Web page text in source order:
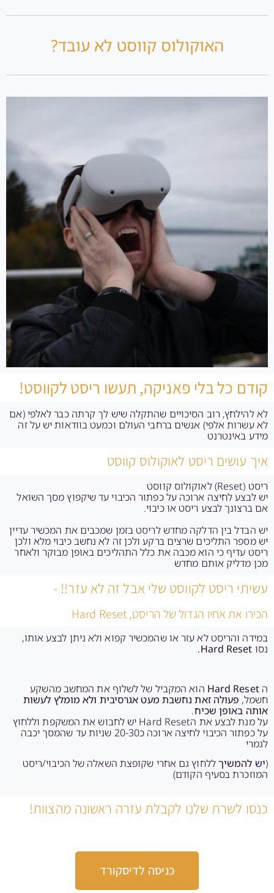
האוקולוס קווסט לא עובד?
קודם כל בלי פאניקה, תעשו ריסט לקווסט!
לא להילחץ, רוב הסיכויים שהתקלה שיש לך קרתה כבר לאלפי (אם
לא עשרות אלפי) אנשים ברחבי העולם וכמעט בוודאות יש על זה
מידע באינטרנט
איך עושים ריסט לאוקולוס קווסט
ריסט (Reset) לאוקולוס קווסט
יש לבצע לחיצה ארוכה על כפתור הכיבוי עד שיקפוץ מסך השואל
אם ברצונך לבצע ריסט או כיבוי.
יש הבדל בין הדלקה מחדש לריסט בזמן שמכבים את המכשיר עדיין
יש מספר התליכים שרצים ברקע ולכן זה לא נחשב כיבוי מלא ולכן
ריסט עדיף כי הוא מכבה את כלל התהליכים באופן מבוקר ולאחר
מכן מדליק אותם מחדש
עשיתי ריסט לקווסט שלי אבל זה לא עזר!! -
הכירו את אחיו הגדול של הריסט, Hard Reset
במידה והריסט לא עזר או שהמכשיר קפוא ולא ניתן לבצע אותו,
נסו Hard Reset.
הHard Reset הוא המקביל של לשלוף את המחשב מהשקע
חשמל, פעולה זאת נחשבת מעט אגרסיבית ולא מומלץ לעשות
אותה באופן שכיח.
על מנת לבצע את הHard Reset יש לחבוש את המשקפת וללחוץ
על כפתור הכיבוי לחיצה ארוכה כ20-30 שניות עד שהמסך יכבה
לגמרי
(יש להמשיךללחוץ גם אחרי שקופצת השאלה של הכיבוי/ריסט
המוזכרת בסעיף הקודם)
כנסו לשרת שלנו לקבלת עזרה ראשונה מהצוות!
כניסה לדיסקורד